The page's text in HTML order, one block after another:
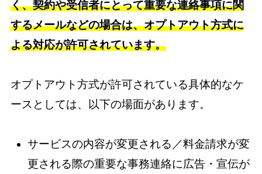
く、契約や受信者にとって重要な連絡事項に関
するメールなどの場合は、オプトアウト方式に
よる対応が許可されています。
オプトアウト方式が許可されている具体的なケ
ースとしては、以下の場面があります。
サービスの内容が変更される／料金請求が変
更される際の重要な事務連絡に広告・宣伝が